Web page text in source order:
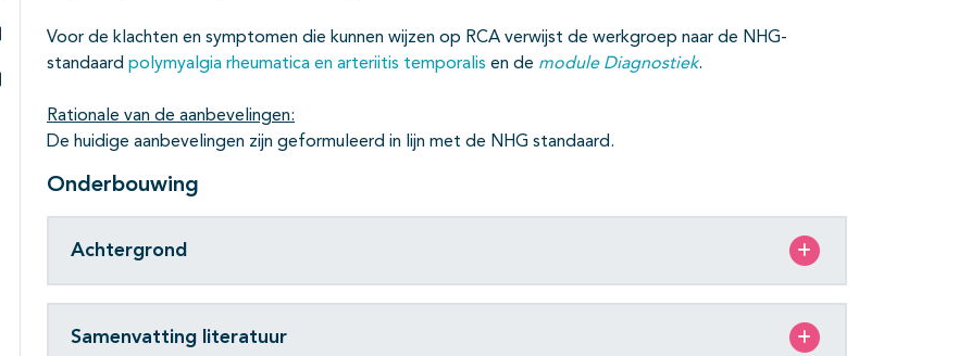
Subpagina's open- en dichtklappen
Subpagina's open- en dichtklappen
Voor de klachten en symptomen die kunnen wijzen op RCA verwijst de werkgroep naar de NHG-
standaard polymyalgia rheumatica en arteriitis temporalis en de module Diagnostiek.
Rationale van de aanbevelingen:
De huidige aanbevelingen zijn geformuleerd in lijn met de NHG standaard.
Onderbouwing
Achtergrond
Samenvatting literatuur